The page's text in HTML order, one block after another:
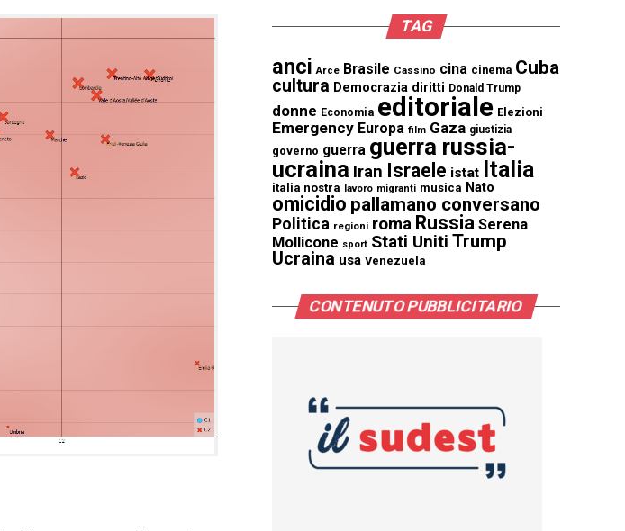
TAG
anci Arce Brasile Cassino cina cinema Cuba
cultura Democrazia diritti Donald Trump
donne Economia editoriale Elezioni
Emergency Europa film Gaza giustizia
governo guerra guerra russia-
ucraina Iran Israele istat Italia
italia nostra lavoro migranti musica Nato
omicidio pallamano conversano
Politica regioni roma Russia Serena
Mollicone sport Stati Uniti Trump
Ucraina usa Venezuela
CONTENUTO PUBBLICITARIO